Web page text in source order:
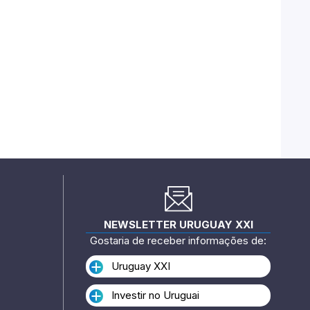
NEWSLETTER URUGUAY XXI
Gostaria de receber informações de:
Uruguay XXI
Investir no Uruguai